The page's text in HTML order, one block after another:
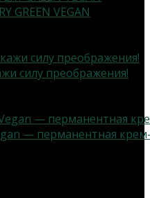
GREEN VEGAN
силу преображения!
— перманентная